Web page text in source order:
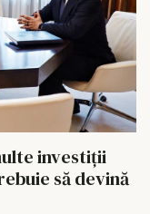
investiții
să devină